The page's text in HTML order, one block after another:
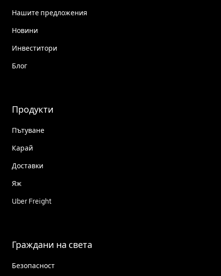
Нашите предложения
Новини
Инвеститори
Блог
Продукти
Пътуване
Карай
Доставки
Яж
Uber Freight
Граждани на света
Безопасност